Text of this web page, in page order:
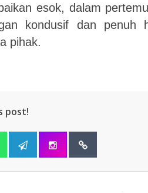
esok, dalam
kondusif dan penuh
pihak.
post!